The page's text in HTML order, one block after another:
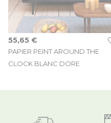
PAPIER PEINT AROUND THE
CLOCK BLANC DORE
55,65 €